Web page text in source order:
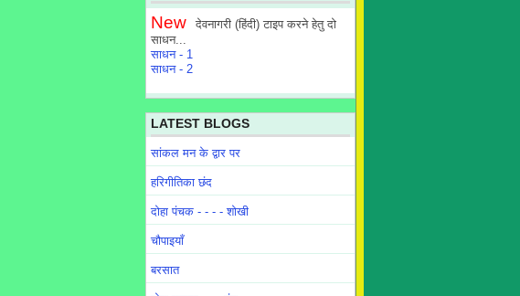
New
देवनागरी (हिंदी) टाइप करने हेतु दो
साधन...
साधन - 1
साधन - 2
LATEST BLOGS
सांकल मन के द्वार पर
हरिगीतिका छंद
दोहा पंचक - - - - शोखी
चौपाइयाँ
बरसात